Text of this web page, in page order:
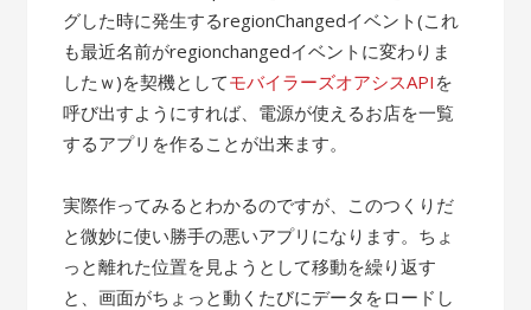
グした時に発生するregionChangedイベント(これ
も最近名前がregionchangedイベントに変わりま
したｗ)を契機としてモバイラーズオアシスAPI を
呼び出すようにすれば、電源が使えるお店を一覧
するアプリを作ることが出来ます。
実際作ってみるとわかるのですが、このつくりだ
と微妙に使い勝手の悪いアプリになります。ちょ
っと離れた位置を見ようとして移動を繰り返す
と、画面がちょっと動くたびにデータをロードし